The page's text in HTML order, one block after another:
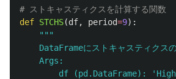
def STCHS(df, period=9):
"""
DataFrameにストキャスティクスの
    Args:
        df (pd.DataFrame):
' High